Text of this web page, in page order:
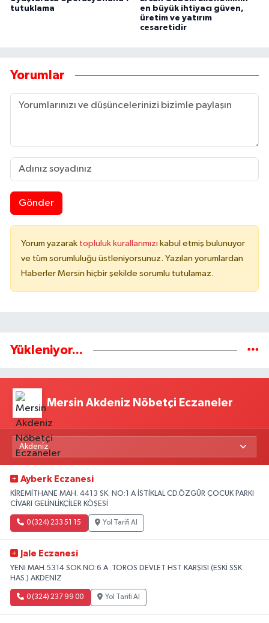
tutuklama
en büyük ihtiyacı güven,
üretim ve yatırım
cesaretidir
Yorumlar
Gönder
Yorum yazarak topluluk kurallarımızı kabul etmiş bulunuyor
ve tüm sorumluluğu üstleniyorsunuz. Yazılan yorumlardan
Haberler Mersin hiçbir şekilde sorumlu tutulamaz.
Yükleniyor...
Mersin Akdeniz Nöbetçi Eczaneler
Ayberk Eczanesi
KİREMİTHANE MAH. 4413 SK. NO:1 A İSTİKLAL CD.ÖZGÜR ÇOCUK PARKI
CİVARI GELİNLİKÇİLER KÖŞESİ
0 (324) 233 51 15 Yol Tarifi Al
Jale Eczanesi
YENI MAH.5314 SOK.NO:6 A TOROS DEVLET HST KARŞISI (ESKİ SSK
HAS.) AKDENİZ
0 (324) 237 99 00 Yol Tarifi Al